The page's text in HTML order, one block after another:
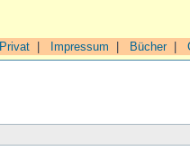
Privat Impressum Bücher|